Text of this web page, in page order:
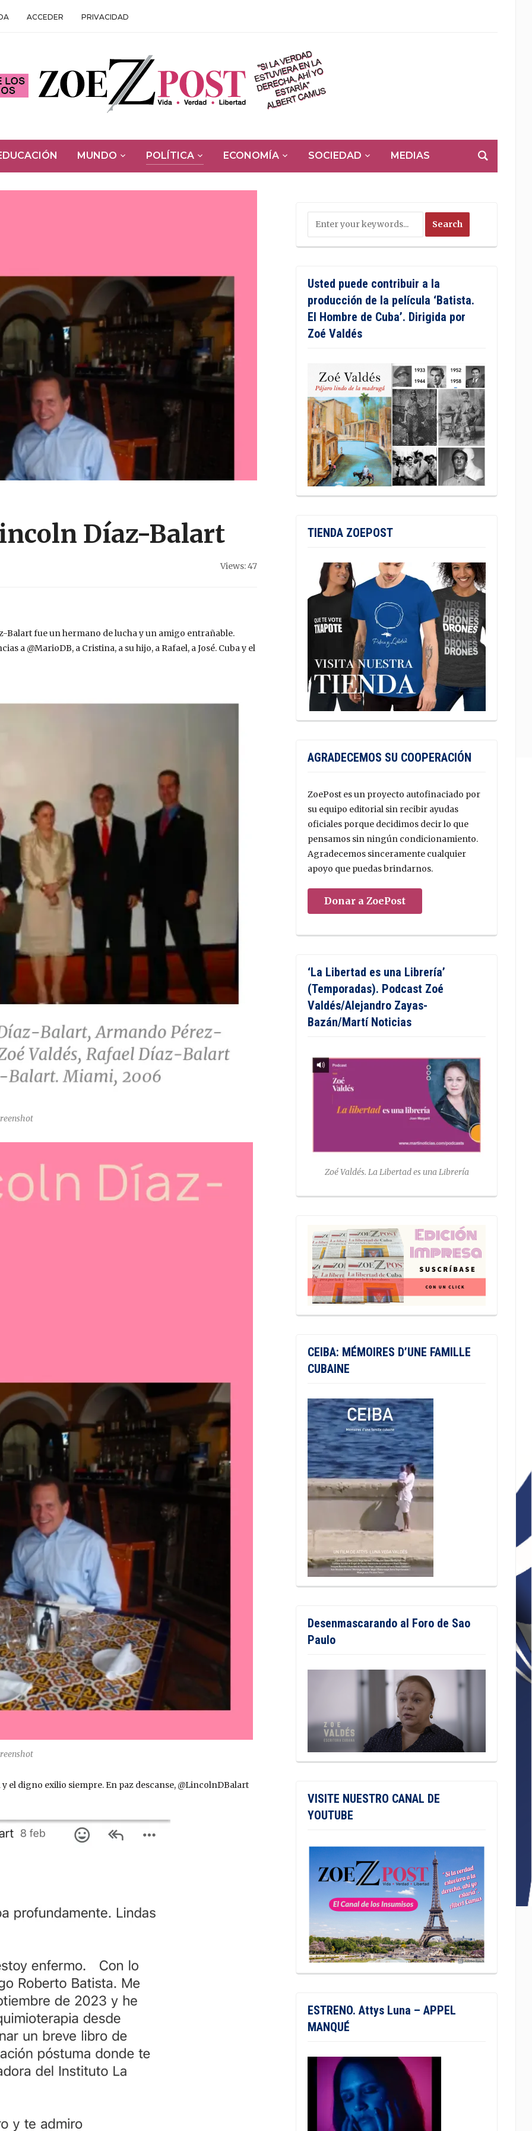
ACCEDER PRIVACIDAD
MUNDO POLÍTICA ECONOMÍA SOCIEDAD MEDIAS
Díaz-Balart
Views: 47
Balart fue un hermano de lucha y un amigo entrañable.
a @MarioDB, a Cristina, a su hijo, a Rafael, a José. Cuba y el
el digno exilio siempre. En paz descanse, @LincolnDBalart
Usted puede contribuir a la
producción de la película ‘Batista.
El Hombre de Cuba’. Dirigida por
Zoé Valdés
TIENDA ZOEPOST
AGRADECEMOS SU COOPERACIÓN
ZoePost es un proyecto autofinaciado por
su equipo editorial sin recibir ayudas
oficiales porque decidimos decir lo que
pensamos sin ningún condicionamiento.
Agradecemos sinceramente cualquier
apoyo que puedas brindarnos.
Donar a ZoePost
‘La Libertad es una Librería’
(Temporadas). Podcast Zoé
Valdés/Alejandro Zayas-
Bazán/Martí Noticias
Zoé Valdés. La Libertad es una Librería
CEIBA: MÉMOIRES D’UNE FAMILLE
CUBAINE
Desenmascarando al Foro de Sao
Paulo
VISITE NUESTRO CANAL DE
YOUTUBE
ESTRENO. Attys Luna – APPEL
MANQUÉ